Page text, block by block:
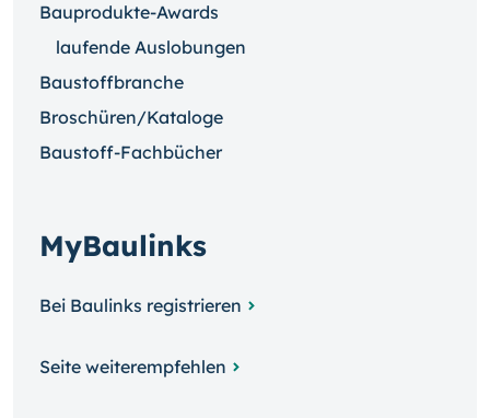
Bauprodukte-Awards
laufende Auslobungen
Baustoffbranche
Broschüren/Kataloge
Baustoff-Fachbücher
MyBaulinks
Bei Baulinks registrieren
Seite weiterempfehlen